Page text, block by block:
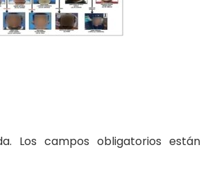
Los campos obligatorios están